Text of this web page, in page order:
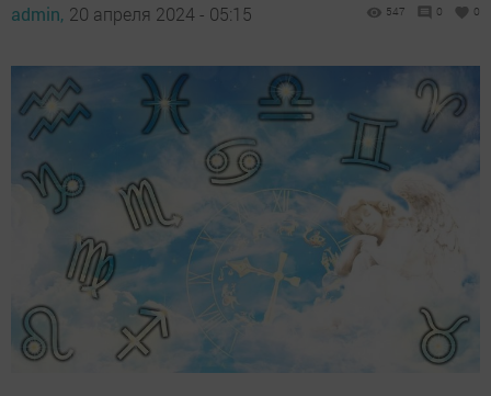
admin, 20 апреля 2024 - 05:15 547 0 0